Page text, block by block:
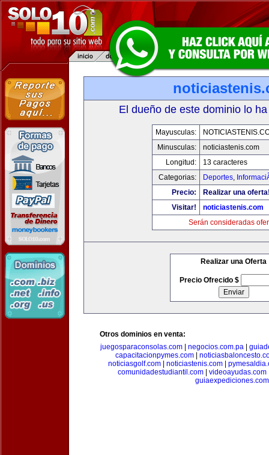
El dueño de este dominio lo
Mayusculas:
Minusculas:
noticiastenis.com
Longitud:
13 caracteres
Categorias:
Deportes,
Precio:
Realizar una
Visitar!
noticiastenis.com
Serán consideradas
Realizar una Oferta
Precio Ofrecido $
Otros dominios en venta:
juegosparaconsolas.com| negocios.com.pa|
capacitacionpymes.com|
noticiasgolf.com| noticiastenis.com|
comunidadestudiantil.com| videoayudas.com
guiaexpediciones.com